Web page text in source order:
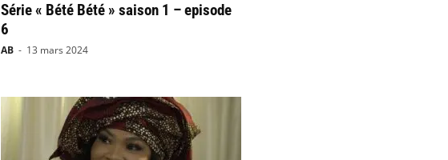
Série « Bété Bété » saison 1 – episode
6
AB - 13 mars 2024